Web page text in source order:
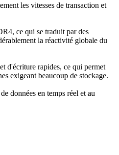
les vitesses de transaction et
ce qui se traduit par des
la réactivité globale du
d'écriture rapides, ce qui permet
exigeant beaucoup de stockage.
données en temps réel et au